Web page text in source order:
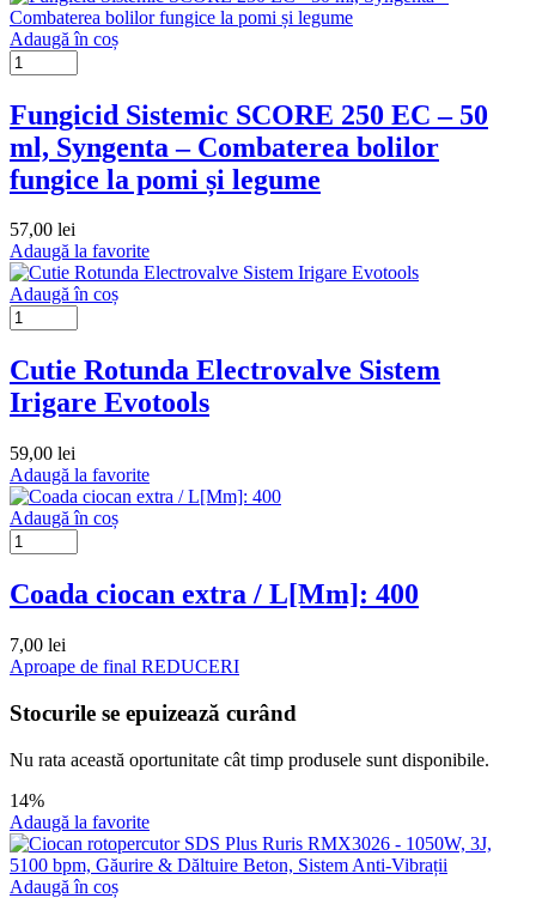
Adaugă în coș
Fungicid Sistemic SCORE 250 EC – 50
ml, Syngenta – Combaterea bolilor
fungice la pomi și legume
57,00 lei
Adaugă la favorite
Adaugă în coș
Cutie Rotunda Electrovalve Sistem
Irigare Evotools
59,00 lei
Adaugă la favorite
Adaugă în coș
Coada ciocan extra / L[Mm]: 400
7,00 lei
Aproape de final REDUCERI
Stocurile se epuizează curând
Nu rata această oportunitate cât timp produsele sunt disponibile.
14%
Adaugă la favorite
Adaugă în coș